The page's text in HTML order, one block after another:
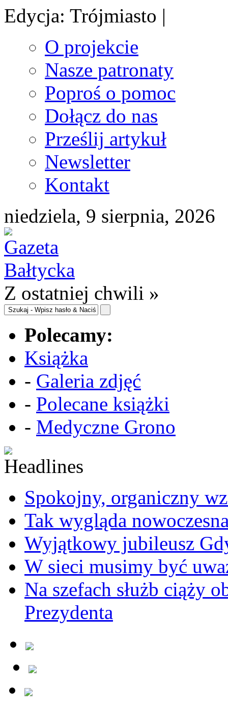
Edycja: Trójmiasto |
O projekcie
Nasze patronaty
Poproś o pomoc
Dołącz do nas
Prześlij artykuł
Newsletter
Kontakt
niedziela, 9 sierpnia, 2026
Z ostatniej chwili »
Polecamy:
Książka
- Galeria zdjęć
- Polecane książki
- Medyczne Grono
Spokojny, organiczny
Tak wygląda
Wyjątkowy jubileusz
W sieci musimy być
Na szefach służb ciąży
Prezydenta